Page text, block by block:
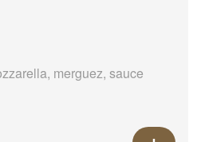
merguez, sauce